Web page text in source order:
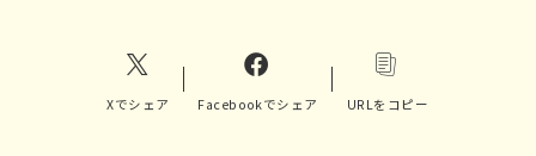
Xでシェア Facebookでシェア URLをコピー